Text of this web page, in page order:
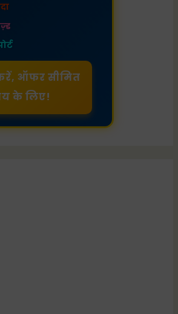
ऑफर सीमित
के लिए!